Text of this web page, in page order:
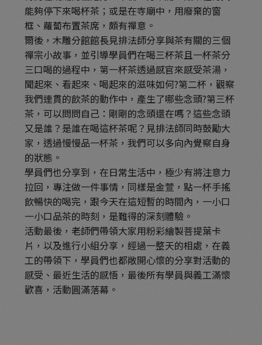
能夠停下來喝杯茶；或是在寺廟中，用廢棄的窗
框、蘿蔔布置茶席，頗有禪意。
爾後，木雕分館館長見排法師分享與茶有關的三個
禪宗小故事，並引導學員們在喝三杯茶且一杯茶分
三口喝的過程中，第一杯茶透過感官來感受茶湯，
聞起來、看起來、喝起來的滋味如何?第二杯，觀察
我們連貫的飲茶的動作中，產生了哪些念頭?第三杯
茶，可以問問自己：剛剛的念頭還在嗎？這些念頭
又是誰？是誰在喝這杯茶呢？見排法師同時鼓勵大
家，透過慢慢品一杯茶，我們可以多向內覺察自身
的狀態。
學員們也分享到，在日常生活中，極少有將注意力
拉回，專注做一件事情，同樣是金萱，點一杯手搖
飲暢快的喝完，跟今天在這短暫的時間內，一小口
一小口品茶的時刻，是難得的深刻體驗。
活動最後，老師們帶領大家用粉彩繪製菩提葉卡
片，以及進行小組分享，經過一整天的相處，在義
工的帶領下，學員們也都敞開心懷的分享對活動的
感受、最近生活的感悟，最後所有學員與義工滿懷
歡喜，活動圓滿落幕。